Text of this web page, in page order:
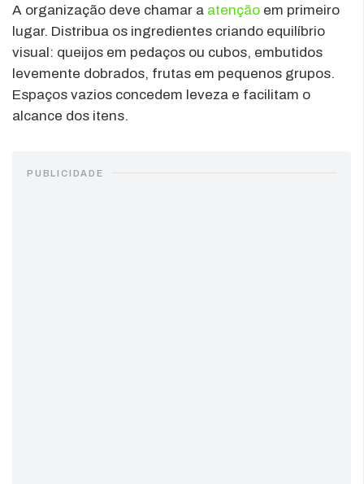
A organização deve chamar a atenção em primeiro
lugar. Distribua os ingredientes criando equilíbrio
visual: queijos em pedaços ou cubos, embutidos
levemente dobrados, frutas em pequenos grupos.
Espaços vazios concedem leveza e facilitam o
alcance dos itens.
PUBLICIDADE